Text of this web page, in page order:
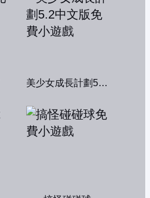
美少女成長計劃5.2中文版